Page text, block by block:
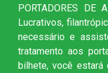
PORTADORES DE
Lucrativos,
necessário e
tratamento aos
bilhete, você estará